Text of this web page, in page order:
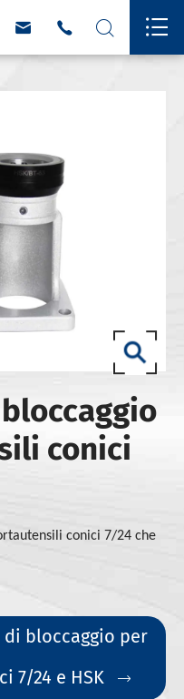
   
conici
conici 7/24 che
bloccaggio per
7/24 e HSK
